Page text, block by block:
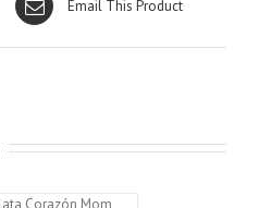
Email This Product